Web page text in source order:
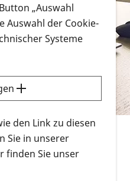
nach Infonmaterial
bzw. herunterladen
Erklärvideos zum
RETINA-Website
Menschen an.
Infomaterial
„Auswahl
Auswahl der Cookie-
Systeme
den Link zu diesen
Sie in unserer
finden Sie unser